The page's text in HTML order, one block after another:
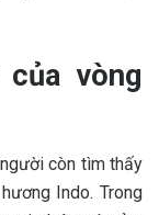
vòng
còn tìm thấy
Indo. Trong